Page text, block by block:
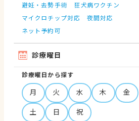
避妊・去勢手術
狂犬病ワクチン
マイクロチップ対応
夜間対応
ネット予約可
診療曜日
診療曜日から探す
月 火 水 木
金
土
日 祝